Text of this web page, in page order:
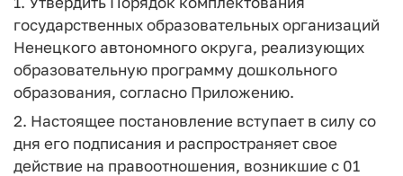
государственных образовательных организаций
Ненецкого автономного округа, реализующих
образовательную программу дошкольного
образования, согласно Приложению.
2. Настоящее постановление вступает в силу со
дня его подписания и распространяет свое
действие на правоотношения, возникшие с 01